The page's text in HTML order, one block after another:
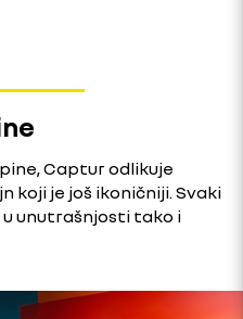
Captur odlikuje
koji je još ikoničniji. Svaki
unutrašnjosti tako i